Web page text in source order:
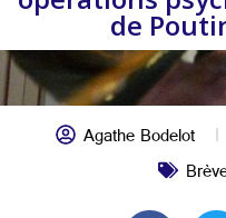
de
Agathe Bodelot